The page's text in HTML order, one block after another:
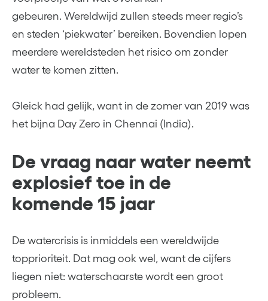
gebeuren. Wereldwijd zullen steeds meer regio’s
en steden ‘piekwater’ bereiken. Bovendien lopen
meerdere wereldsteden het risico om zonder
water te komen zitten.
Gleick had gelijk, want in de zomer van 2019 was
het bijna Day Zero in Chennai (India).
De vraag naar water neemt
explosief toe in de
komende 15 jaar
De watercrisis is inmiddels een wereldwijde
topprioriteit. Dat mag ook wel, want de cijfers
liegen niet: waterschaarste wordt een groot
probleem.